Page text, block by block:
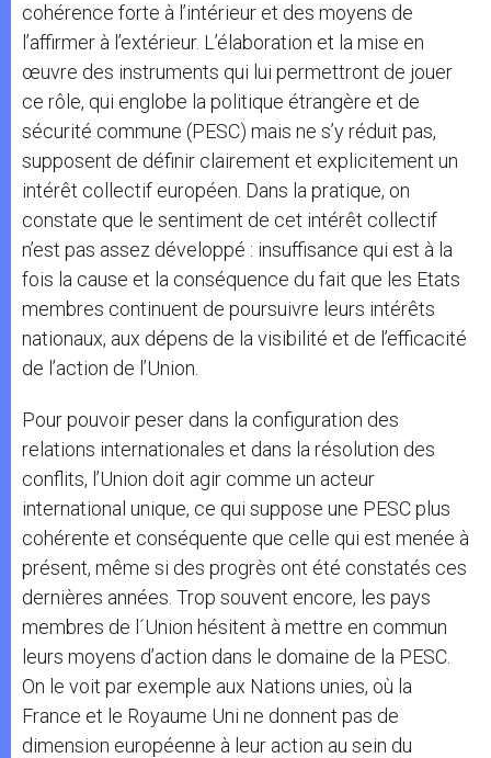
cohérence forte à l’intérieur et des moyens de
l’affirmer à l’extérieur. L’élaboration et la mise en
œuvre des instruments qui lui permettront de jouer
ce rôle, qui englobe la politique étrangère et de
sécurité commune (PESC) mais ne s’y réduit pas,
supposent de définir clairement et explicitement un
intérêt collectif européen. Dans la pratique, on
constate que le sentiment de cet intérêt collectif
n’est pas assez développé : insuffisance qui est à la
fois la cause et la conséquence du fait que les Etats
membres continuent de poursuivre leurs intérêts
nationaux, aux dépens de la visibilité et de l’efficacité
de l’action de l’Union.
Pour pouvoir peser dans la configuration des
relations internationales et dans la résolution des
conflits, l’Union doit agir comme un acteur
international unique, ce qui suppose une PESC plus
cohérente et conséquente que celle qui est menée à
présent, même si des progrès ont été constatés ces
dernières années. Trop souvent encore, les pays
membres de l´Union hésitent à mettre en commun
leurs moyens d’action dans le domaine de la PESC.
On le voit par exemple aux Nations unies, où la
France et le Royaume Uni ne donnent pas de
dimension européenne à leur action au sein du